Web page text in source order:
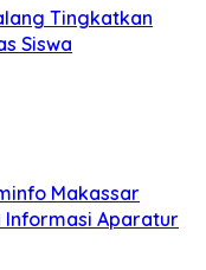
Tingkatkan
Siswa
Makassar
Informasi Aparatur